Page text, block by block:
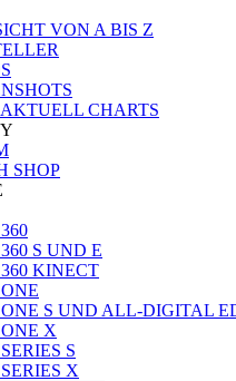
VON A BIS Z
CHARTS
SHOP
S UND E
KINECT
S UND ALL-DIGITAL
X
S
X